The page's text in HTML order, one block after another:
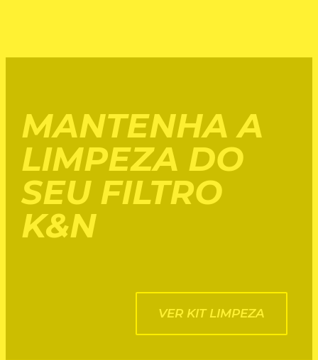
MANTENHA A
LIMPEZA DO
SEU FILTRO
K&N
VER KIT LIMPEZA